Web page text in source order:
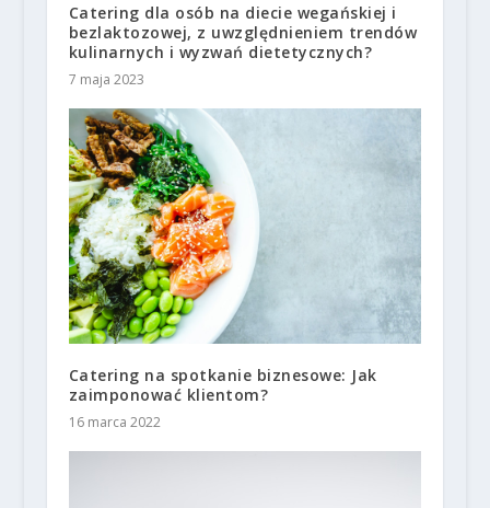
Catering dla osób na diecie wegańskiej i
bezlaktozowej, z uwzględnieniem trendów
kulinarnych i wyzwań dietetycznych?
7 maja 2023
Catering na spotkanie biznesowe: Jak
zaimponować klientom?
16 marca 2022